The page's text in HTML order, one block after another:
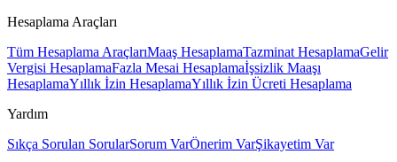
Hesaplama Araçları
Tüm Hesaplama AraçlarıMaaş HesaplamaTazminat HesaplamaGelir
Vergisi HesaplamaFazla Mesai Hesaplamaİşsizlik Maaşı
HesaplamaYıllık İzin HesaplamaYıllık İzin Ücreti Hesaplama
Yardım
Sıkça Sorulan SorularSorum VarÖnerim VarŞikayetim Var